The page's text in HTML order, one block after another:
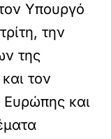
Υπουργό
την
της
τον
και